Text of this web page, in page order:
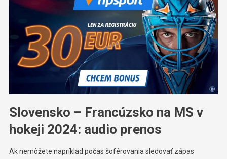
Slovensko – Francúzsko na MS v
hokeji 2024: audio prenos
Ak nemôžete napríklad počas šoférovania sledovať zápas